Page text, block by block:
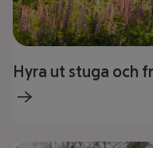
Hyra ut stuga och